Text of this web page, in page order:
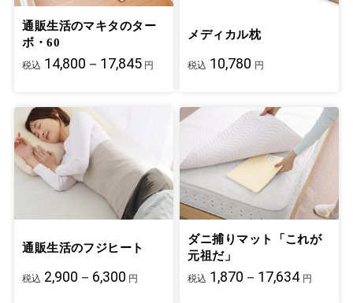
通販生活のマキタのター
ボ・60
税込 14,800－17,845 円
メディカル枕
税込 10,780 円
通販生活のフジヒート
税込 2,900－6,300 円
ダニ捕りマット「これが
元祖だ」
税込 1,870－17,634 円